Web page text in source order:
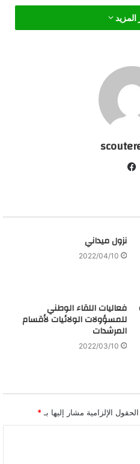
المزيد
ك
نزول ميداني
2022/04/10
فعاليات اللقاء الوطني
للمسؤولات الولائيات لأقسام
المرشدات
2022/03/10
الحقول الإلزامية مشار إليها بـ *